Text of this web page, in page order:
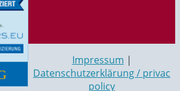
Impressum |
Datenschutzerklärung / privac
policy